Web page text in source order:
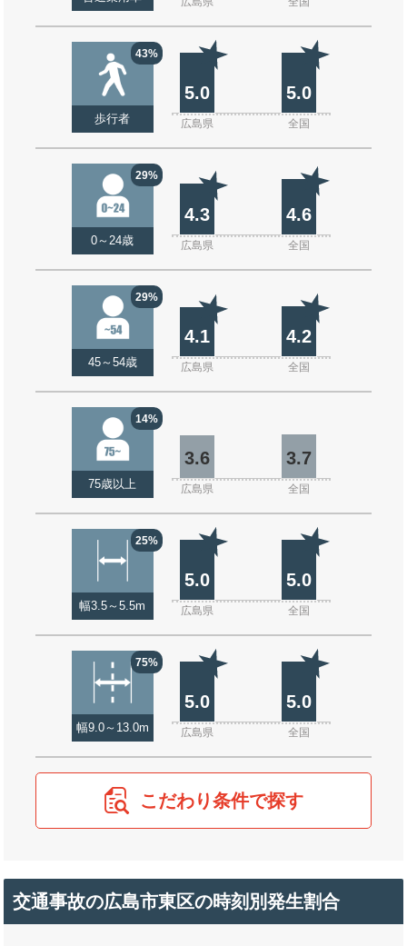
43%
歩行者
5.0 5.0
広島県 全国
29%
0～24歳
4.3 4.6
広島県 全国
29%
45～54歳
4.1 4.2
広島県 全国
14%
75歳以上
3.6 3.7
広島県 全国
25%
幅3.5～5.5m
5.0 5.0
広島県 全国
75%
幅9.0～13.0m
5.0 5.0
広島県 全国
こだわり条件で探す
交通事故の広島市東区の時刻別発生割合